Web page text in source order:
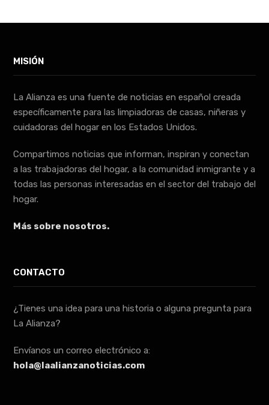
MISIÓN
La Alianza es una fuente de noticias en español creada
específicamente para las limpiadoras de casas, niñeras y
cuidadoras del hogar en los Estados Unidos.
Compartimos noticias que informan, inspiran y conectan
a las trabajadoras del hogar, a la comunidad inmigrante y a
todas las personas interesadas en el sector del trabajo del
hogar.
Más sobre nosotros.
CONTACTO
¿Tienes una idea para una historia o alguna pregunta para
La Alianza?
Envíanos un correo electrónico a:
hola@laalianzanoticias.com